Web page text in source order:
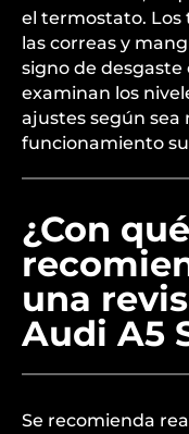
el termostato. Los
las correas y
signo de desgaste
examinan los
ajustes según sea
funcionamiento
¿Con
una
Audi A5
Se recomienda